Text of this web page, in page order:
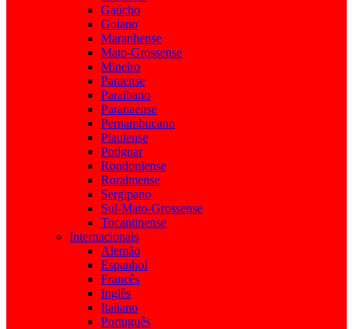
Gaúcho
Goiano
Maranhense
Mato-Grossense
Mineiro
Paraense
Paraibano
Paranaense
Pernambucano
Piauiense
Potiguar
Rondoniense
Roraimense
Sergipano
Sul-Mato-Grossense
Tocantinense
Internacionais
Alemão
Espanhol
Francês
Inglês
Italiano
Português